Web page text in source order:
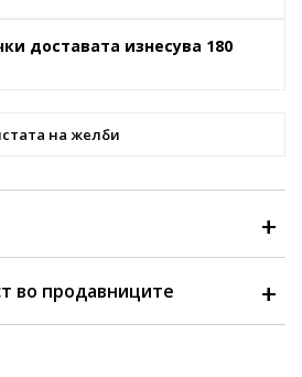
доставата изнесува 180
на желби
во продавниците